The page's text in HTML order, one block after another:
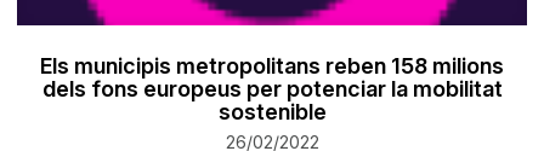
Els municipis metropolitans reben 158 milions
dels fons europeus per potenciar la mobilitat
sostenible
26/02/2022